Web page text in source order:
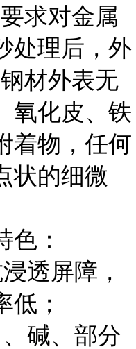
求对金属
处理后，外
材外表无
氧化皮、铁
着物，任何
状的细微
：
透屏障，
低；
碱、部分